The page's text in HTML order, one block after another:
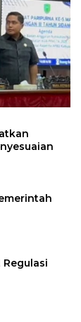
Regulasi